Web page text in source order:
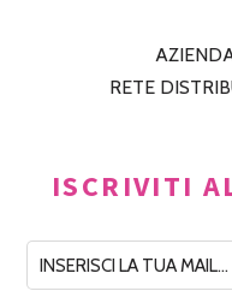
RETE
ISCRIVITI